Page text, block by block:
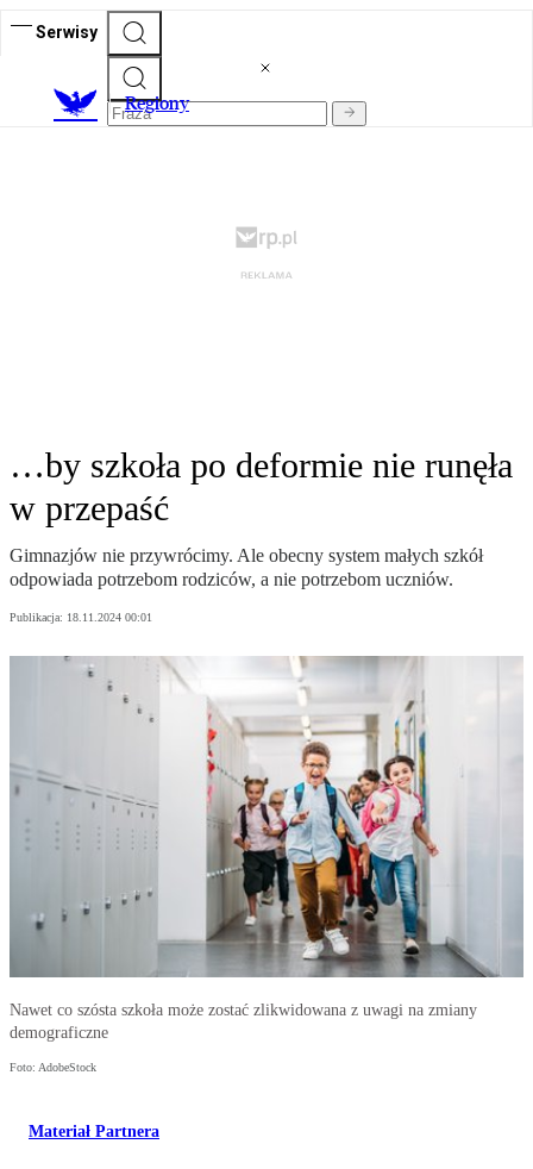
Serwisy
Regiony
…by szkoła po deformie nie runęła
w przepaść
Gimnazjów nie przywrócimy. Ale obecny system małych szkół
odpowiada potrzebom rodziców, a nie potrzebom uczniów.
Publikacja: 18.11.2024 00:01
Nawet co szósta szkoła może zostać zlikwidowana z uwagi na zmiany
demograficzne
Foto: AdobeStock
Materiał Partnera